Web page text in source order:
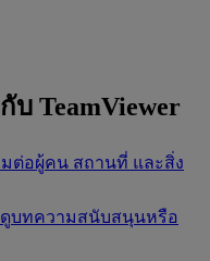
บ TeamViewer
มต่อผู้คน สถานที่ และสิ่ง
ดูบทความสนับสนุนหรือ